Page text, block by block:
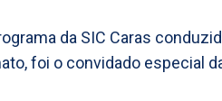
da SIC Caras
foi o convidado especial